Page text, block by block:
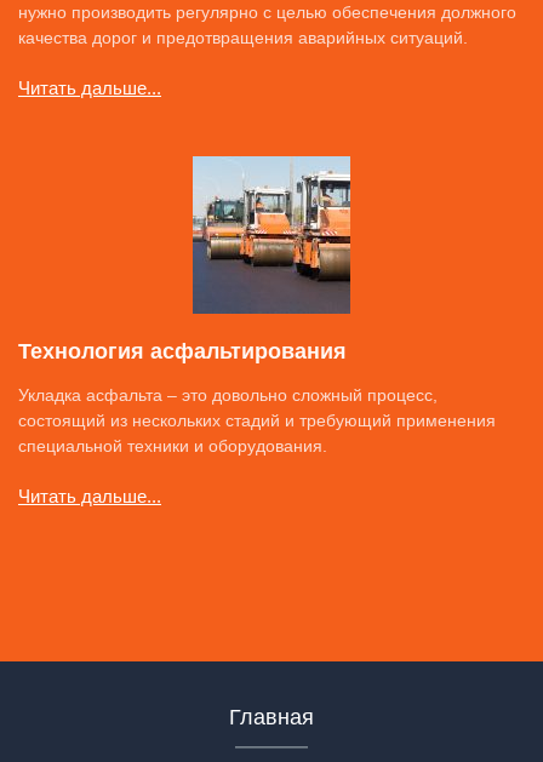
нужно производить регулярно с целью обеспечения должного
качества дорог и предотвращения аварийных ситуаций.
Читать дальше...
Технология асфальтирования
Укладка асфальта – это довольно сложный процесс,
состоящий из нескольких стадий и требующий применения
специальной техники и оборудования.
Читать дальше...
Главная